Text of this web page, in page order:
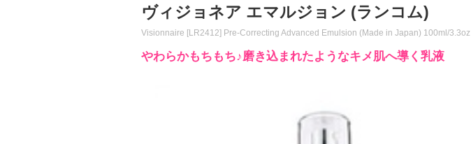
ヴィジョネア エマルジョン (ランコム)
Visionnaire [LR2412] Pre-Correcting Advanced Emulsion (Made in Japan) 100ml/3.3oz
やわらかもちもち♪磨き込まれたようなキメ肌へ導く乳液